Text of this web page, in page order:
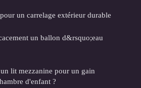
un carrelage extérieur durable
un ballon d&rsquo;eau
lit mezzanine pour un gain
d'enfant ?